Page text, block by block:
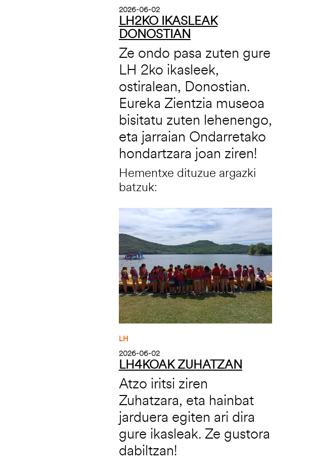
2026-06-02
LH2KO IKASLEAK
DONOSTIAN
Ze ondo pasa zuten gure
LH 2ko ikasleek,
ostiralean, Donostian.
Eureka Zientzia museoa
bisitatu zuten lehenengo,
eta jarraian Ondarretako
hondartzara joan ziren!
Hementxe dituzue argazki
batzuk:
Irudia
LH
2026-06-02
LH4KOAK ZUHATZAN
Atzo iritsi ziren
Zuhatzara, eta hainbat
jarduera egiten ari dira
gure ikasleak. Ze gustora
dabiltzan!